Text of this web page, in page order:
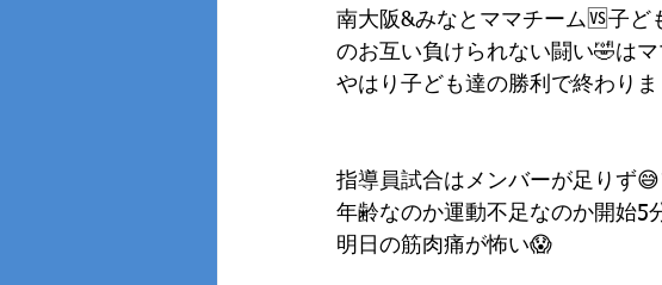
南大阪&みなとママチーム🆚子ど
のお互い負けられない闘い🤣は
やはり子ども達の勝利で終わりま
指導員試合はメンバーが足りず
年齢なのか運動不足なのか開始5
明日の筋肉痛が怖い😱